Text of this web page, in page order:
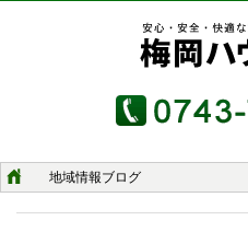
地域情報ブログ